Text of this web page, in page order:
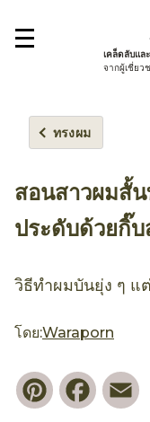
เคล็ดลับแล
จากผู้เชี่ยว
ทรงผม
สอนสาวผมสั้
ประดับด้วยกิ๊
วิธีทำผมบันยุ่ง ๆ แ
โดย:Waraporn
Pinterest